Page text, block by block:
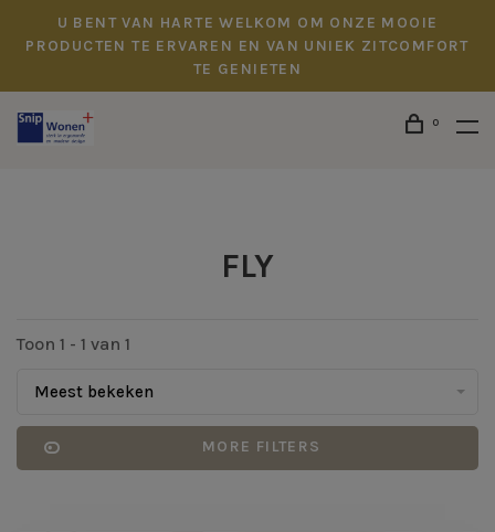
U BENT VAN HARTE WELKOM OM ONZE MOOIE
PRODUCTEN TE ERVAREN EN VAN UNIEK ZITCOMFORT
TE GENIETEN
0
FLY
Toon 1 - 1 van 1
Meest bekeken
MORE FILTERS